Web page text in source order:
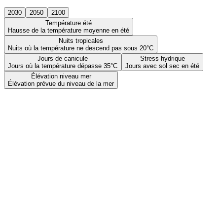
2030 2050
2100
Température été
Hausse de la température moyenne en été
Nuits tropicales
Nuits où la température ne descend pas sous 20°C
Jours de canicule
Jours où la température dépasse 35°C
Stress hydrique
Jours avec sol sec en été
Élévation niveau mer
Élévation prévue du niveau de la mer